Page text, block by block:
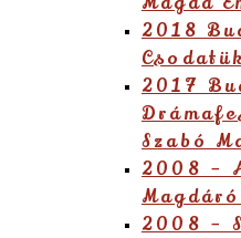
2018
2017
Szabó
2008 –
2008 –